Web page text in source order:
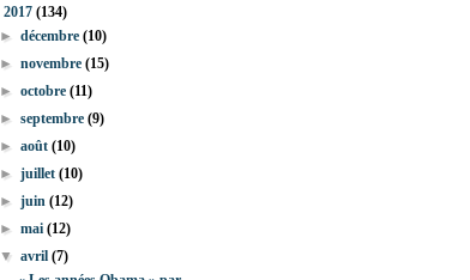
2017 (134)
►décembre(10)
►novembre(15)
►octobre(11)
►septembre(9)
►août(10)
►juillet(10)
►juin(12)
►mai(12)
▼avril(7)